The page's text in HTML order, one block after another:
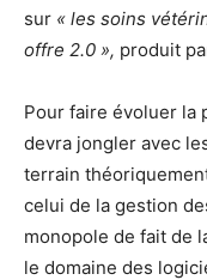
sur « les soins
offre 2.0 », produit
Pour faire évoluer la
devra jongler avec
terrain
celui de la gestion
monopole de fait de
le domaine des